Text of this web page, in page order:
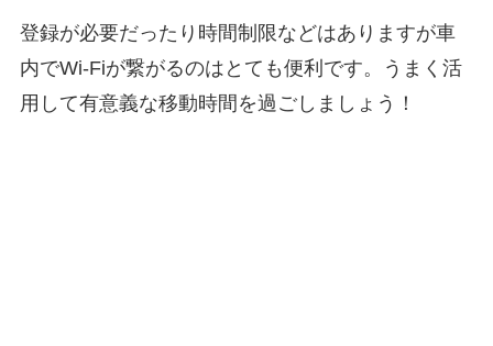
登録が必要だったり時間制限などはありますが車
内でWi-Fiが繋がるのはとても便利です。うまく活
用して有意義な移動時間を過ごしましょう！